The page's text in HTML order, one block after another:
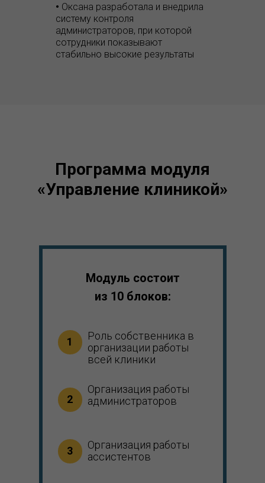
• Оксана разработала и внедрила
систему контроля
администраторов, при которой
сотрудники показывают
стабильно высокие результаты
Программа модуля
«Управление клиникой»
Модуль состоит
из 10 блоков:
Роль собственника в
организации работы
всей клиники
1
2
3
Организация работы
администраторов
Организация работы
ассистентов